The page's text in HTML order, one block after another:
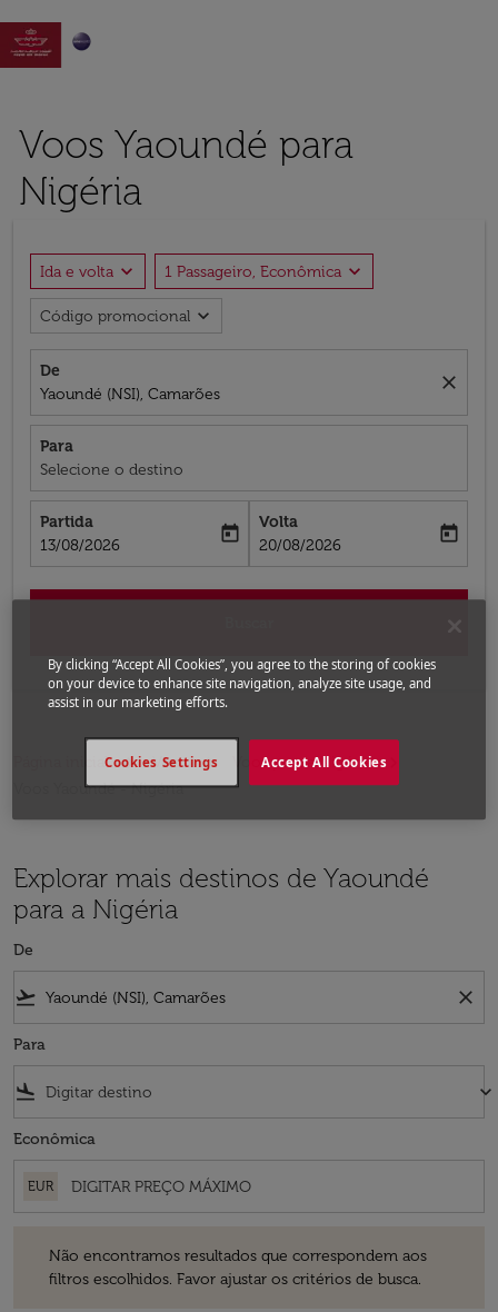

Voos Yaoundé para
Nigéria
Ida e volta expand_more 1 Passageiro, Econômica expand_more
Código promocional expand_more
De
Yaoundé (NSI), Camarões
close
Para
Selecione o destino
Partida
fc-booking-departure-date-aria-label
13/08/2026
today
Volta
fc-booking-return-date-aria-label
20/08/2026
today
Página inicial Voos
Voos para a Nigéria
Voos Yaoundé - Nigéria
Explorar mais destinos de Yaoundé
para a Nigéria
De
flight_takeoff close
Para
flight_land keyboard_arrow_down
Econômica
EUR
Não encontramos resultados que correspondem aos
filtros escolhidos. Favor ajustar os critérios de busca.
By clicking “Accept All Cookies”, you agree to the storing of cookies
on your device to enhance site navigation, analyze site usage, and
assist in our marketing efforts.
Accept All Cookies
Cookies Settings